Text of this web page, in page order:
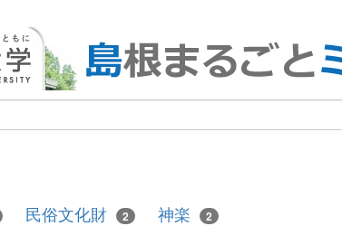
民俗文化財 2 神楽 2